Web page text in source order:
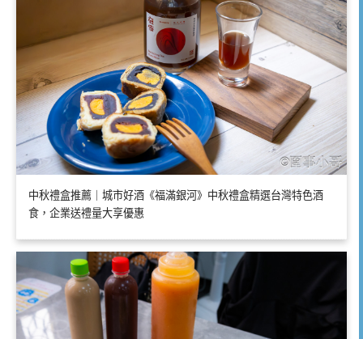
中秋禮盒推薦｜城市好酒《福滿銀河》中秋禮盒精選台灣特色酒
食，企業送禮量大享優惠